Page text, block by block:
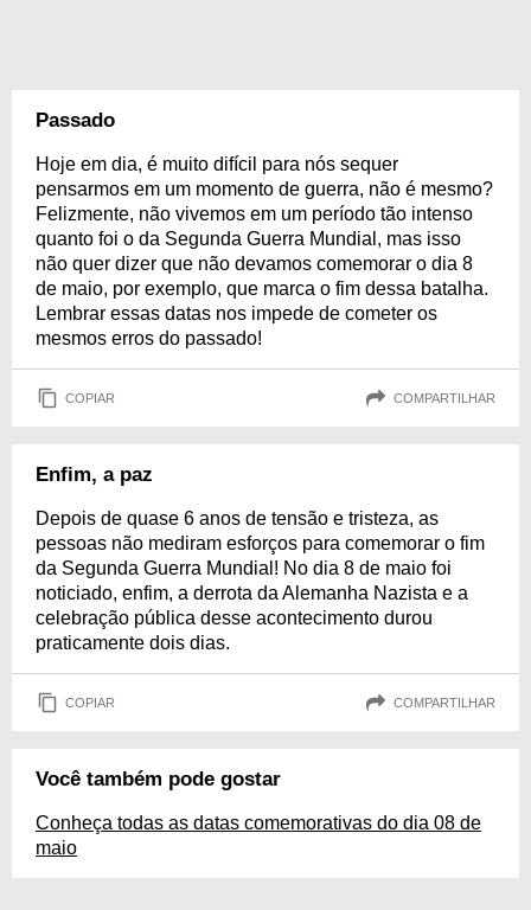
Passado
Hoje em dia, é muito difícil para nós sequer
pensarmos em um momento de guerra, não é mesmo?
Felizmente, não vivemos em um período tão intenso
quanto foi o da Segunda Guerra Mundial, mas isso
não quer dizer que não devamos comemorar o dia 8
de maio, por exemplo, que marca o fim dessa batalha.
Lembrar essas datas nos impede de cometer os
mesmos erros do passado!
COPIAR COMPARTILHAR
Enfim, a paz
Depois de quase 6 anos de tensão e tristeza, as
pessoas não mediram esforços para comemorar o fim
da Segunda Guerra Mundial! No dia 8 de maio foi
noticiado, enfim, a derrota da Alemanha Nazista e a
celebração pública desse acontecimento durou
praticamente dois dias.
COPIAR COMPARTILHAR
Você também pode gostar
Conheça todas as datas comemorativas do dia 08 de
maio